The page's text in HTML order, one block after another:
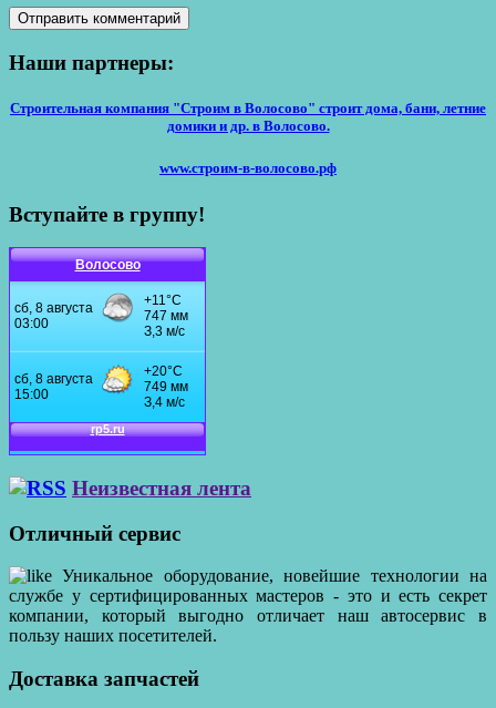
Наши партнеры:
Строительная компания "Строим в Волосово" строит дома, бани, летние
домики и др. в Волосово.
www.строим-в-волосово.рф
Вступайте в группу!
Волосово
Неизвестная лента
Отличный сервис
Уникальное оборудование, новейшие технологии на
службе у сертифицированных мастеров - это и есть секрет
компании, который выгодно отличает наш автосервис в
пользу наших посетителей.
Доставка запчастей